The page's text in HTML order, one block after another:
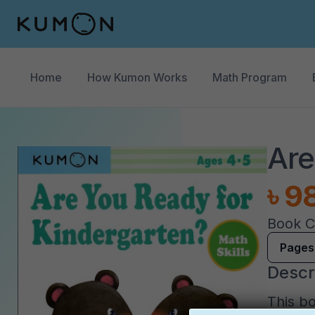
Home How Kumon Works Math Program
৳
Book
This